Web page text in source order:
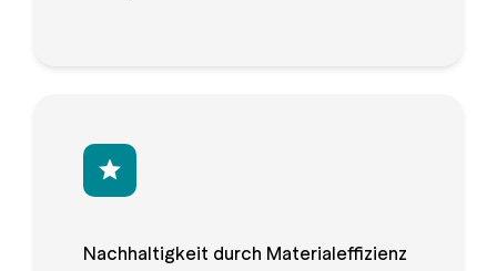
Nachhaltigkeit durch Materialeffizienz